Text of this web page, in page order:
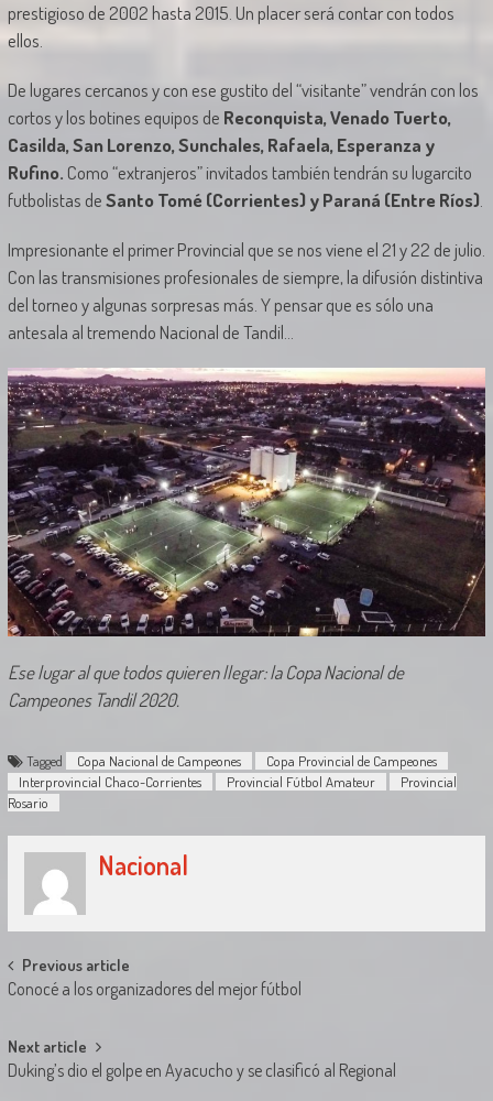
prestigioso de 2002 hasta 2015. Un placer será contar con todos
ellos.
De lugares cercanos y con ese gustito del “visitante” vendrán con los
cortos y los botines equipos de Reconquista, Venado Tuerto,
Casilda, San Lorenzo, Sunchales, Rafaela, Esperanza y
Rufino. Como “extranjeros” invitados también tendrán su lugarcito
futbolistas deSanto Tomé (Corrientes) y Paraná (Entre Ríos).
Impresionante el primer Provincial que se nos viene el 21 y 22 de julio.
Con las transmisiones profesionales de siempre, la difusión distintiva
del torneo y algunas sorpresas más. Y pensar que es sólo una
antesala al tremendo Nacional de Tandil…
Ese lugar al que todos quieren llegar: la Copa Nacional de
Campeones Tandil 2020.
Tagged Copa Nacional de Campeones
Copa Provincial de Campeones
Interprovincial Chaco-Corrientes
Provincial Fútbol Amateur
Provincial
Rosario
Nacional
Post
navigation
Previous article
Conocé a los organizadores del mejor fútbol
Next article
Duking’s dio el golpe en Ayacucho y se clasificó al Regional